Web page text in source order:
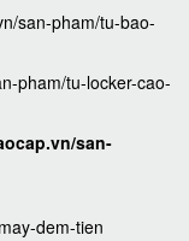
san-pham/tu-bao-
pham/tu-locker-cao-
san-
dem-tien